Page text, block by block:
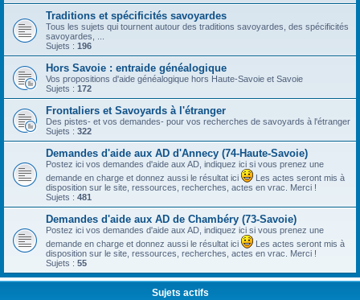
Traditions et spécificités savoyardes
Tous les sujets qui tournent autour des traditions savoyardes, des spécificités
savoyardes, ...
Sujets : 196
Hors Savoie : entraide généalogique
Vos propositions d'aide généalogique hors Haute-Savoie et Savoie
Sujets : 172
Frontaliers et Savoyards à l'étranger
Des pistes- et vos demandes- pour vos recherches de savoyards à l'étranger
Sujets : 322
Demandes d'aide aux AD d'Annecy (74-Haute-Savoie)
Postez ici vos demandes d'aide aux AD, indiquez ici si vous prenez une
demande en charge et donnez aussi le résultat ici
Les actes seront mis à
disposition sur le site, ressources, recherches, actes en vrac. Merci !
Sujets : 481
Demandes d'aide aux AD de Chambéry (73-Savoie)
Postez ici vos demandes d'aide aux AD, indiquez ici si vous prenez une
demande en charge et donnez aussi le résultat ici
Les actes seront mis à
disposition sur le site, ressources, recherches, actes en vrac. Merci !
Sujets : 55
Sujets actifs